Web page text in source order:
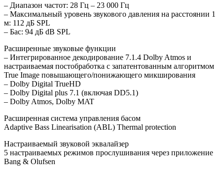
– Диапазон частот: 28 Гц – 23 000 Гц
– Максимальный уровень звукового давления на расстоянии 1
м: 112 дБ SPL
– Бас: 94 дБ dB SPL
Расширенные звуковые функции
– Интегрированное декодирование 7.1.4 Dolby Atmos и
настраиваемая постобработка с запатентованным алгоритмом
True Image повышающего/понижающего микширования
– Dolby Digital TrueHD
– Dolby Digital plus 7.1 (включая DD5.1)
– Dolby Atmos, Dolby MAT
Расширенная система управления басом
Adaptive Bass Linearisation (ABL) Thermal protection
Настраиваемый звуковой эквалайзер
5 настраиваемых режимов прослушивания через приложение
Bang & Olufsen